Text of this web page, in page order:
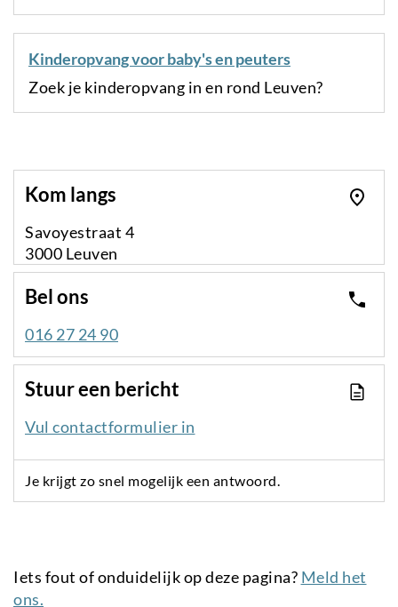
Kinderopvang voor baby's en peuters
Zoek je kinderopvang in en rond Leuven?
Kom langs
Savoyestraat 4
3000 Leuven
Bel ons
016 27 24 90
Stuur een bericht
Vul contactformulier in
Je krijgt zo snel mogelijk een antwoord.
Iets fout of onduidelijk op deze pagina? Meld het
ons.